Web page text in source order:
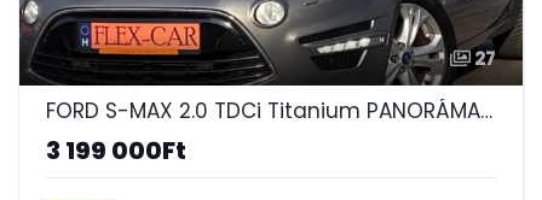
27
FORD S-MAX 2.0 TDCi Titanium PANORÁMATETŐ-163 LE-7 ÜLÉS-ÜLÉSFŰTÉS-BI-XENON-TEMPOMAT!
3 199 000Ft